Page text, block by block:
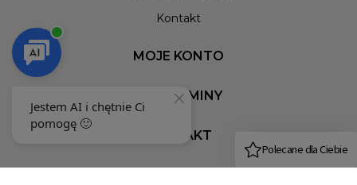
Kontakt
MOJE KONTO
REGULAMINY
KONTAKT